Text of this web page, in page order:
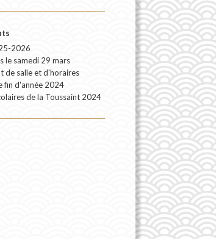
2026
le samedi 29 mars
de salle et d'horaires
fin d'année 2024
de la Toussaint 2024